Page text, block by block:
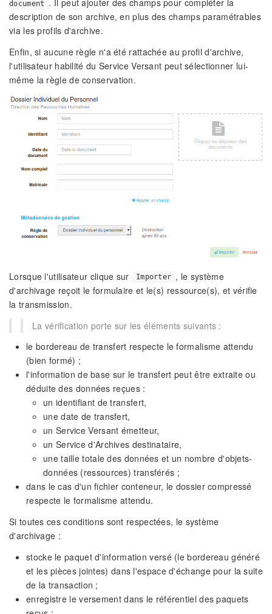
document
. Il peut ajouter des champs pour compléter la
description de son archive, en plus des champs paramétrables
via les profils d'archive.
Enfin, si aucune règle n'a été rattachée au profil d'archive,
l'utilisateur habilité du Service Versant peut sélectionner lui-
même la règle de conservation.
Lorsque l'utilisateur clique sur Importer , le système
d'archivage reçoit le formulaire et le(s) ressource(s), et vérifie
la transmission.
La vérification porte sur les éléments suivants :
le bordereau de transfert respecte le formalisme attendu
(bien formé) ;
l'information de base sur le transfert peut être extraite ou
déduite des données reçues :
un identifiant de transfert,
une date de transfert,
un Service Versant émetteur,
un Service d'Archives destinataire,
une taille totale des données et un nombre d'objets-
données (ressources) transférés ;
dans le cas d'un fichier conteneur, le dossier compressé
respecte le formalisme attendu.
Si toutes ces conditions sont respectées, le système
d'archivage :
stocke le paquet d'information versé (le bordereau généré
et les pièces jointes) dans l'espace d'échange pour la suite
de la transaction ;
enregistre le versement dans le référentiel des paquets